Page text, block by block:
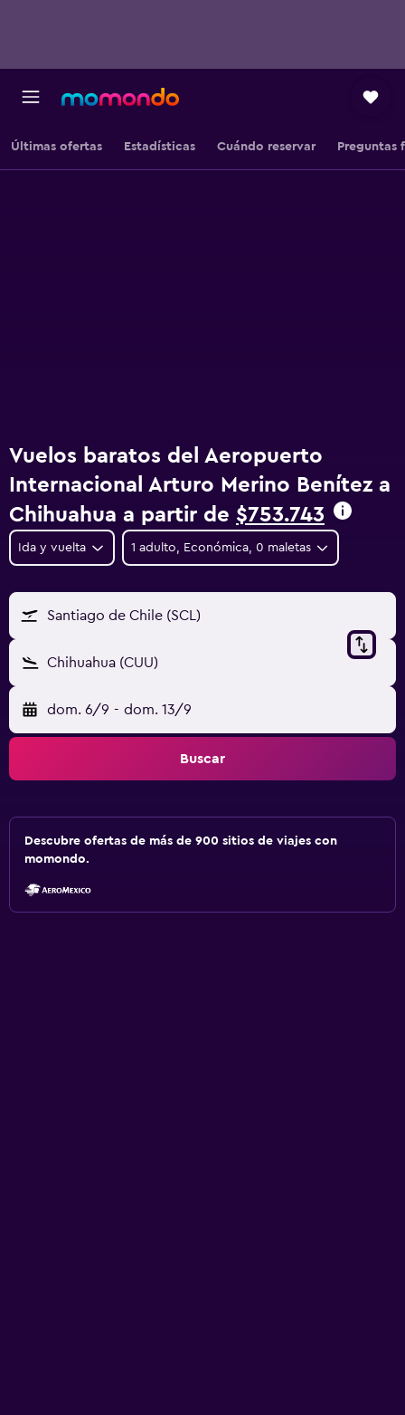
Últimas ofertas Estadísticas Cuándo reservar Preguntas
Vuelos baratos del Aeropuerto
Internacional Arturo Merino Benítez a
Chihuahua a partir de $753.743
Ida y vuelta 1 adulto, Económica, 0 maletas
Santiago de Chile (SCL)
Chihuahua (CUU)
dom. 6/9 - dom. 13/9
Buscar
Descubre ofertas de más de 900 sitios de viajes con
momondo.